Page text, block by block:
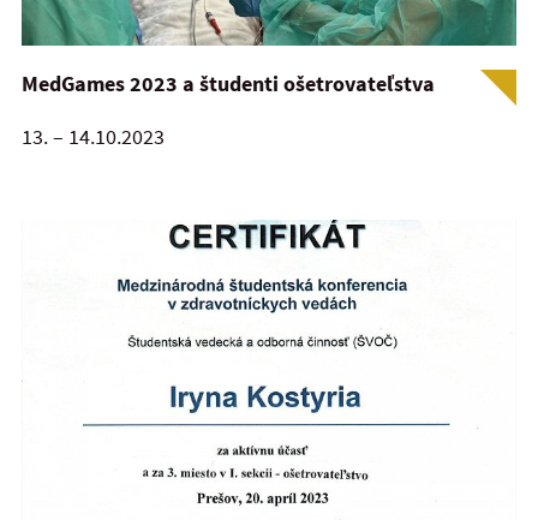
MedGames 2023 a študenti ošetrovateľstva
13. – 14.10.2023